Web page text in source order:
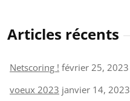
Articles récents
Netscoring ! février 25, 2023
voeux 2023 janvier 14, 2023